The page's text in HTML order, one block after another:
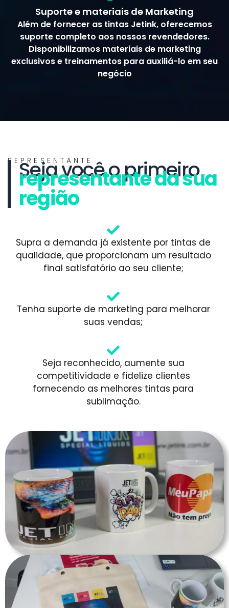
Suporte e materiais de Marketing
Além de fornecer as tintas Jetink, oferecemos
suporte completo aos nossos revendedores.
Disponibilizamos materiais de marketing
exclusivos e treinamentos para auxiliá-lo em seu
negócio
REPRESENTANTE
Seja você o primeiro
representante da sua
região
Supra a demanda já existente por tintas de
qualidade, que proporcionam um resultado
final satisfatório ao seu cliente;
Tenha suporte de marketing para melhorar
suas vendas;
Seja reconhecido, aumente sua
competitividade e fidelize clientes
fornecendo as melhores tintas para
sublimação.